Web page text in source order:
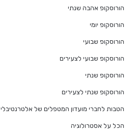
הורוסקופ אהבה שנתי
הורוסקופ יומי
הורוסקופ שבועי
הורוסקופ שבועי לצעירים
הורוסקופ שנתי
הורוסקופ שנתי לצעירים
הטבות לחברי מועדון המטפלים של אלטרנטיבלי
הכל על אסטרולוגיה